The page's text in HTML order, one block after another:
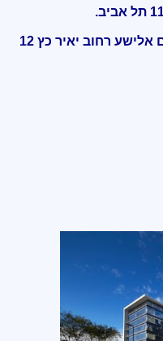
מרפאות מומחים בית חולים אלישע רחוב יאיר כץ 12